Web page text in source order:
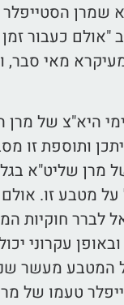
שמרן
כעבור
מאי
היא"צ של מרן
ותוספת זו
שליט"א
מטבע זו. אולם
לברר חוקיות
ובאופן
המטבע מעשר
טעמו של